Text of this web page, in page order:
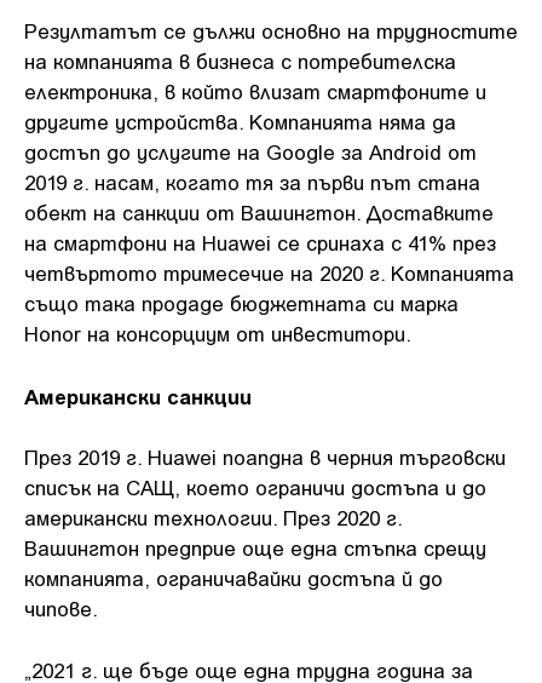
Резултатът се дължи основно на трудностите
на компанията в бизнеса с потребителска
електроника, в който влизат смартфоните и
другите устройства. Компанията няма да
достъп до услугите на Google за Android от
2019 г. насам, когато тя за първи път стана
обект на санкции от Вашингтон. Доставките
на смартфони на Huawei се сринаха с 41% през
четвъртото тримесечие на 2020 г. Компанията
също така продаде бюджетната си марка
Honor на консорциум от инвеститори.
Американски санкции
През 2019 г. Huawei поапдна в черния търговски
списък на САЩ, което ограничи достъпа и до
американски технологии. През 2020 г.
Вашингтон предприе още една стъпка срещу
компанията, ограничавайки достъпа й до
чипове.
„2021 г. ще бъде още една трудна година за